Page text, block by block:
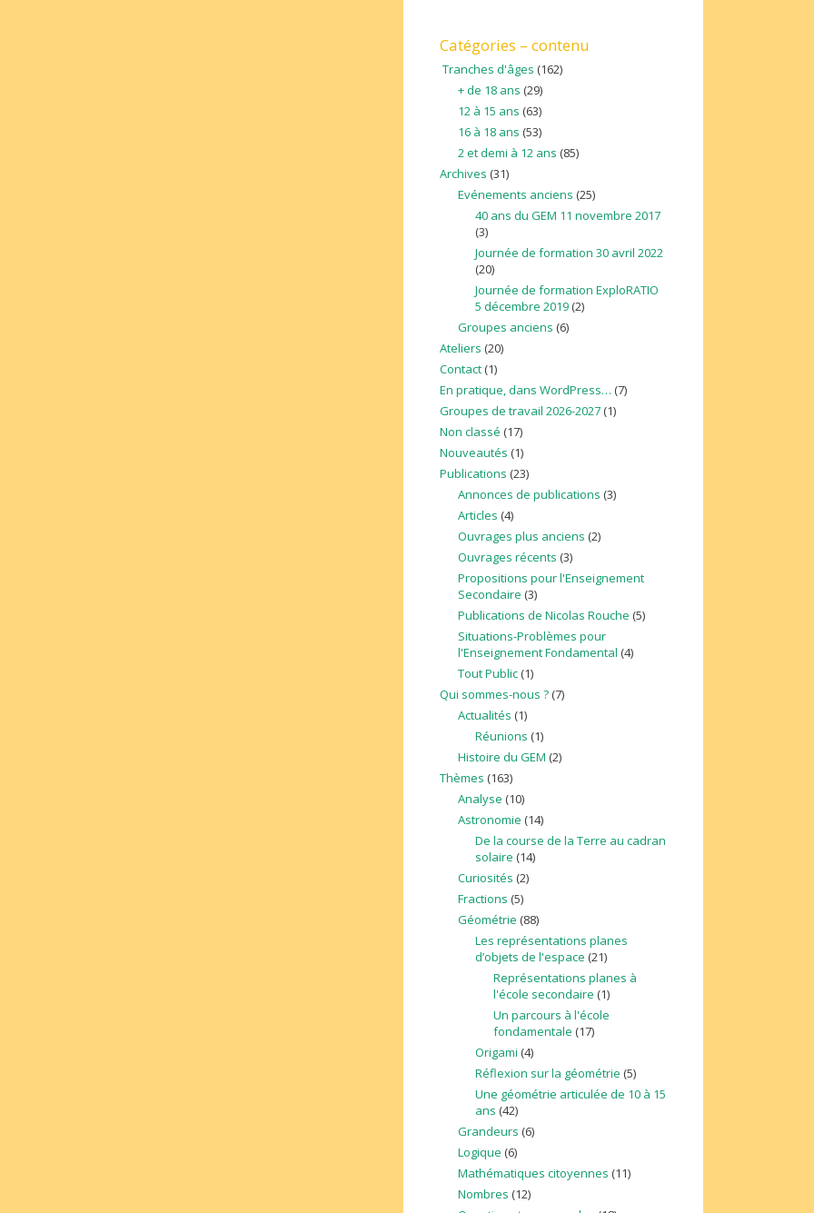
Catégories – contenu
Tranches d'âges (162)
+ de 18 ans (29)
12 à 15 ans (63)
16 à 18 ans (53)
2 et demi à 12 ans (85)
Archives (31)
Evénements anciens (25)
40 ans du GEM 11 novembre 2017
(3)
Journée de formation 30 avril 2022
(20)
Journée de formation ExploRATIO
5 décembre 2019 (2)
Groupes anciens (6)
Ateliers (20)
Contact (1)
En pratique, dans WordPress… (7)
Groupes de travail 2026-2027 (1)
Non classé (17)
Nouveautés (1)
Publications (23)
Annonces de publications (3)
Articles (4)
Ouvrages plus anciens (2)
Ouvrages récents (3)
Propositions pour l'Enseignement
Secondaire (3)
Publications de Nicolas Rouche (5)
Situations-Problèmes pour
l'Enseignement Fondamental (4)
Tout Public(1)
Qui sommes-nous ? (7)
Actualités (1)
Réunions (1)
Histoire du GEM (2)
Thèmes (163)
Analyse (10)
Astronomie (14)
De la course de la Terre au cadran
solaire (14)
Curiosités (2)
Fractions (5)
Géométrie (88)
Les représentations planes
d’objets de l'espace (21)
Représentations planes à
l'école secondaire (1)
Un parcours à l'école
fondamentale (17)
Origami (4)
Réflexion sur la géométrie (5)
Une géométrie articulée de 10 à 15
ans (42)
Grandeurs (6)
Logique (6)
Mathématiques citoyennes (11)
Nombres (12)